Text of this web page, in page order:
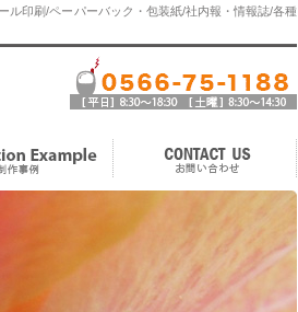
ル印刷/ペーパーバック・包装紙/社内報・情報誌/各種